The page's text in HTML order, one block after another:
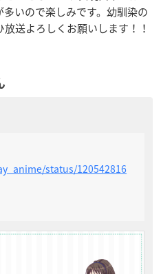
いので楽しみです。幼馴染の
送よろしくお願いします！！
status/120542816